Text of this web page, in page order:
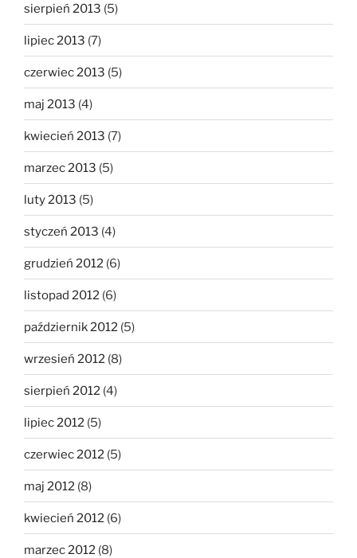
sierpień 2013 (5)
lipiec 2013 (7)
czerwiec 2013 (5)
maj 2013 (4)
kwiecień 2013 (7)
marzec 2013 (5)
luty 2013 (5)
styczeń 2013 (4)
grudzień 2012 (6)
listopad 2012 (6)
październik 2012 (5)
wrzesień 2012 (8)
sierpień 2012 (4)
lipiec 2012 (5)
czerwiec 2012 (5)
maj 2012 (8)
kwiecień 2012 (6)
marzec 2012 (8)